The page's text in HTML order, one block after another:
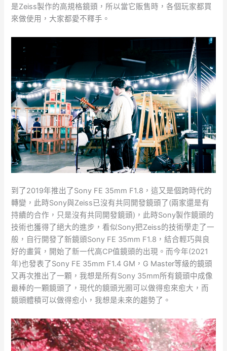
是Zeiss製作的高規格鏡頭，所以當它販售時，各個玩家都買
來做使用，大家都愛不釋手。
到了2019年推出了Sony FE 35mm F1.8，這又是個跨時代的
轉變，此時Sony與Zeiss已沒有共同開發鏡頭了(兩家還是有
持續的合作，只是沒有共同開發鏡頭)，此時Sony製作鏡頭的
技術也獲得了絕大的進步，看似Sony把Zeiss的技術學走了一
般，自行開發了新鏡頭Sony FE 35mm F1.8，結合輕巧與良
好的畫質，開始了新一代高CP值鏡頭的出現。而今年(2021
年)也發表了Sony FE 35mm F1.4 GM，G Master等級的鏡頭
又再次推出了一顆，我想是所有Sony 35mm所有鏡頭中成像
最棒的一顆鏡頭了，現代的鏡頭光圈可以做得愈來愈大，而
鏡頭體積可以做得愈小，我想是未來的趨勢了。